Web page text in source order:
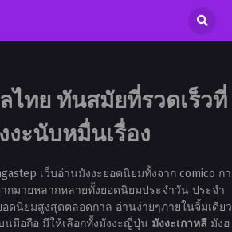
ไทย ทันสมัยที่รวดเร็วที่
งะนับหมื่นเรื่อง
เว็บอ่านมังงะยอดนิยมทั้งจาก comico กา
ากมายหลากหลายทั้งยอดนิยมประจำวัน ประจำ
ดนิยมสูงสุดตลอดกาล อ่านง่ายๆภายในจิ้มเดียว
มือถือ มีให้เลือกทั้งมังงะญี่ปุ่น มังงะเกาหลีมังฮ